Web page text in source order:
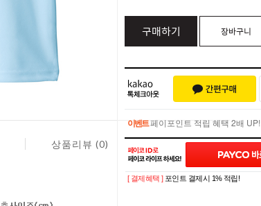
구매하기 장바구니
이벤트페이포인트 적립 혜택 2배 UP!
이벤트페이포인트 적립 혜택 2배 UP!
[ 결제혜택 ] 포인트 결제시 1% 적립!
상품리뷰 (0) Q&A (0)